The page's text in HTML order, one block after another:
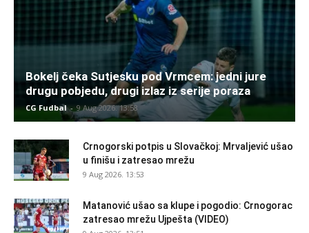
Bokelj čeka Sutjesku pod Vrmcem: jedni jure
drugu pobjedu, drugi izlaz iz serije poraza
CG Fudbal - 9 Aug 2026. 13:58
Crnogorski potpis u Slovačkoj: Mrvaljević ušao
u finišu i zatresao mrežu
9 Aug 2026. 13:53
Matanović ušao sa klupe i pogodio: Crnogorac
zatresao mrežu Ujpešta (VIDEO)